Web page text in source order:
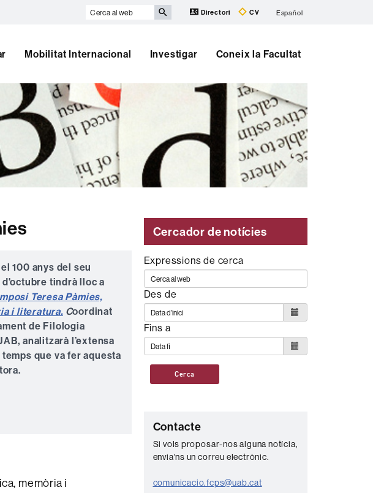
Cerca
Directori CV Español
Mobilitat Internacional Investigar Coneix la Facultat
100 anys del seu
tindrà lloc a
Teresa Pàmies,
i literatura.Coordinat
de Filologia
analitzarà l’extensa
que va fer aquesta
memòria i
Cercador de notícies
Expressions de cerca
Des de
Fins a
Cerca
C
o
n
t
Contacte
Si vols proposar-nos alguna notícia,
envia'ns un correu electrònic.
comunicacio.fcps@uab.cat